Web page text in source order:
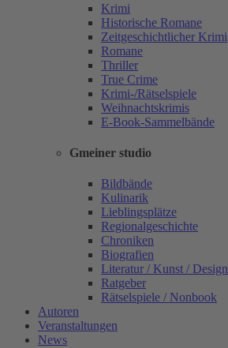
Krimi
Historische Romane
Zeitgeschichtlicher Krimi
Romane
Thriller
True Crime
Krimi-/Rätselspiele
Weihnachtskrimis
E-Book-Sammelbände
Gmeiner studio
Bildbände
Kulinarik
Lieblingsplätze
Regionalgeschichte
Chroniken
Biografien
Literatur / Kunst / Design
Ratgeber
Rätselspiele / Nonbook
Autoren
Veranstaltungen
News